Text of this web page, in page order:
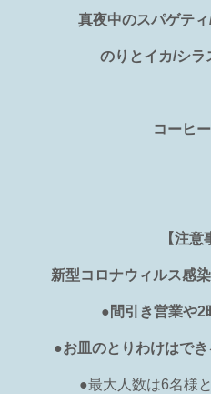
真夜中のスパゲティ/
のりとイカ/シラ
コーヒ
【注意
新型コロナウィルス感染
●間引き営業や2
●お皿のとりわけはでき
●最大人数は6名様と